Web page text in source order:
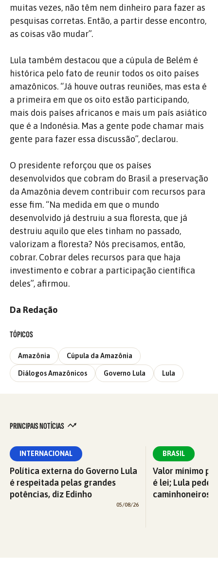
muitas vezes, não têm nem dinheiro para fazer as
pesquisas corretas. Então, a partir desse encontro,
as coisas vão mudar”.
Lula também destacou que a cúpula de Belém é
histórica pelo fato de reunir todos os oito países
amazônicos. “Já houve outras reuniões, mas esta é
a primeira em que os oito estão participando,
mais dois países africanos e mais um país asiático
que é a Indonésia. Mas a gente pode chamar mais
gente para fazer essa discussão”, declarou.
O presidente reforçou que os países
desenvolvidos que cobram do Brasil a preservação
da Amazônia devem contribuir com recursos para
esse fim. “Na medida em que o mundo
desenvolvido já destruiu a sua floresta, que já
destruiu aquilo que eles tinham no passado,
valorizam a floresta? Nós precisamos, então,
cobrar. Cobrar deles recursos para que haja
investimento e cobrar a participação científica
deles”, afirmou.
Da Redação
TÓPICOS
Amazônia Cúpula da Amazônia
Diálogos Amazônicos Governo Lula Lula
PRINCIPAIS NOTÍCIAS
INTERNACIONAL
Política externa do Governo Lula
é respeitada pelas grandes
potências, diz Edinho
05/08/26
BRASIL
Valor mínimo
é lei; Lula pede
caminhoneiros